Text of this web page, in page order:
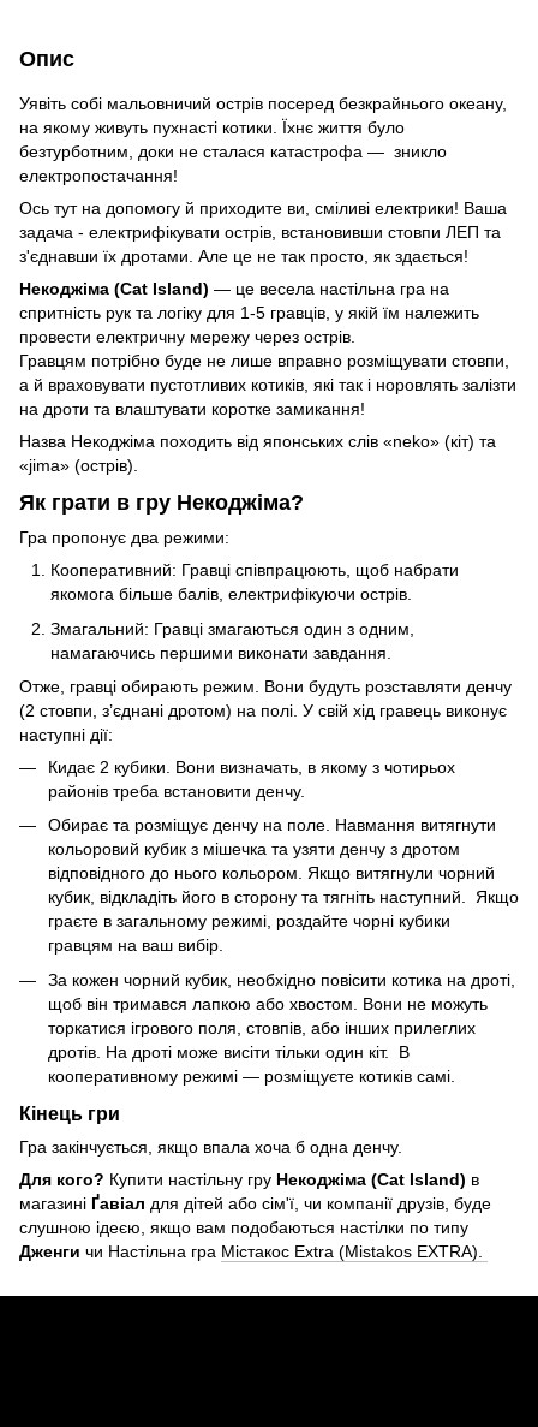
Опис
Уявіть собі мальовничий острів посеред безкрайнього океану,
на якому живуть пухнасті котики. Їхнє життя було
безтурботним, доки не сталася катастрофа — зникло
електропостачання!
Ось тут на допомогу й приходите ви, сміливі електрики! Ваша
задача - електрифікувати острів, встановивши стовпи ЛЕП та
з'єднавши їх дротами. Але це не так просто, як здається!
Некоджіма (Cat Island) — це весела настільна гра на
спритність рук та логіку для 1-5 гравців, у якій їм належить
провести електричну мережу через острів.
Гравцям потрібно буде не лише вправно розміщувати стовпи,
а й враховувати пустотливих котиків, які так і норовлять залізти
на дроти та влаштувати коротке замикання!
Назва Некоджіма походить від японських слів «neko» (кіт) та
«jima» (острів).
Як грати в гру Некоджіма?
Гра пропонує два режими:
Кооперативний: Гравці співпрацюють, щоб набрати
якомога більше балів, електрифікуючи острів.
Змагальний: Гравці змагаються один з одним,
намагаючись першими виконати завдання.
Отже, гравці обирають режим. Вони будуть розставляти денчу
(2 стовпи, з’єднані дротом) на полі. У свій хід гравець виконує
наступні дії:
Кидає 2 кубики. Вони визначать, в якому з чотирьох
районів треба встановити денчу.
Обирає та розміщує денчу на поле. Навмання витягнути
кольоровий кубик з мішечка та узяти денчу з дротом
відповідного до нього кольором. Якщо витягнули чорний
кубик, відкладіть його в сторону та тягніть наступний. Якщо
граєте в загальному режимі, роздайте чорні кубики
гравцям на ваш вибір.
За кожен чорний кубик, необхідно повісити котика на дроті,
щоб він тримався лапкою або хвостом. Вони не можуть
торкатися ігрового поля, стовпів, або інших прилеглих
дротів. На дроті може висіти тільки один кіт. В
кооперативному режимі — розміщуєте котиків самі.
Кінець гри
Гра закінчується, якщо впала хоча б одна денчу.
Для кого? Купити настільну гру Некоджіма (Cat Island) в
магазині Ґавіал для дітей або сім'ї, чи компанії друзів, буде
слушною ідеєю, якщо вам подобаються настілки по типу
Дженги чи Настільна гра Містакос Extra (Mistakos EXTRA).